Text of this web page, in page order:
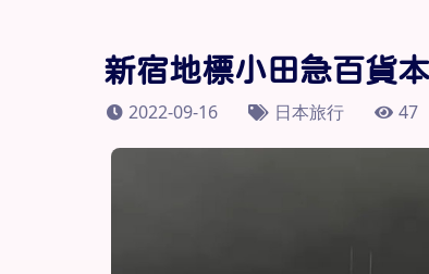
新宿地標小田急百貨
2022-09-16 日本旅行 47